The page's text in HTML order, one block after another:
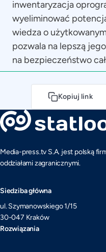
inwentaryzacja
wyeliminować
wiedza o
pozwala na lepszą
na bezpieczeństwo
Kopiuj link
Media-press.tv S.A. jest polską
oddziałami zagranicznymi.
Siedziba główna
ul. Szymanowskiego 1/15
30-047 Kraków
Rozwiązania